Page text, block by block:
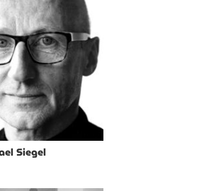
Siegel